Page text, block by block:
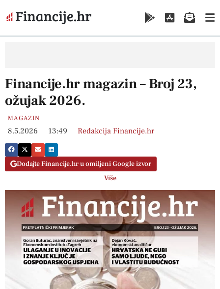
Financije.hr magazin – Broj 23,
ožujak 2026.
MAGAZIN
8.5.2026 13:49 Redakcija Financije.hr
Dodajte Financije.hr u omiljeni Google izvor
Više